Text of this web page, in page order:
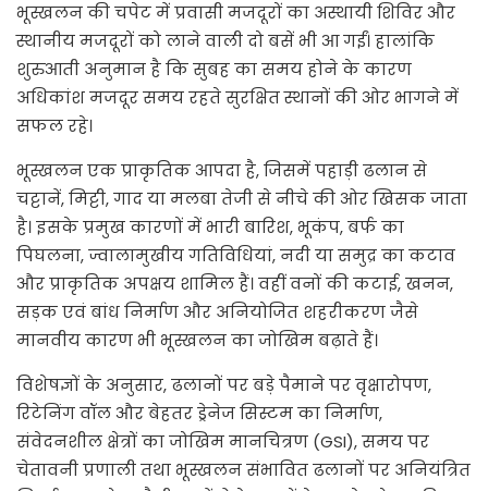
भूस्खलन की चपेट में प्रवासी मजदूरों का अस्थायी शिविर और
स्थानीय मजदूरों को लाने वाली दो बसें भी आ गईं। हालांकि
शुरुआती अनुमान है कि सुबह का समय होने के कारण
अधिकांश मजदूर समय रहते सुरक्षित स्थानों की ओर भागने में
सफल रहे।
भूस्खलन एक प्राकृतिक आपदा है, जिसमें पहाड़ी ढलान से
चट्टानें, मिट्टी, गाद या मलबा तेजी से नीचे की ओर खिसक जाता
है। इसके प्रमुख कारणों में भारी बारिश, भूकंप, बर्फ का
पिघलना, ज्वालामुखीय गतिविधियां, नदी या समुद्र का कटाव
और प्राकृतिक अपक्षय शामिल हैं। वहीं वनों की कटाई, खनन,
सड़क एवं बांध निर्माण और अनियोजित शहरीकरण जैसे
मानवीय कारण भी भूस्खलन का जोखिम बढ़ाते हैं।
विशेषज्ञों के अनुसार, ढलानों पर बड़े पैमाने पर वृक्षारोपण,
रिटेनिंग वॉल और बेहतर ड्रेनेज सिस्टम का निर्माण,
संवेदनशील क्षेत्रों का जोखिम मानचित्रण (GSI), समय पर
चेतावनी प्रणाली तथा भूस्खलन संभावित ढलानों पर अनियंत्रित